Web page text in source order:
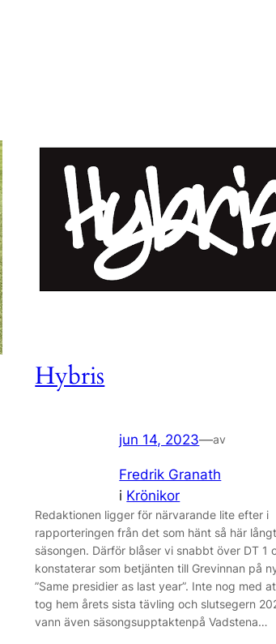
Hybris
jun 14, 2023—av
Fredrik Granath
i Krönikor
Redaktionen ligger för närvarande lite efter i
rapporteringen från det som hänt så här
säsongen. Därför blåser vi snabbt över DT 1
konstaterar som betjänten till Grevinnan på
”Same presidier as last year”. Inte nog med
tog hem årets sista tävling och slutsegern
vann även säsongsupptaktenpå Vadstena…